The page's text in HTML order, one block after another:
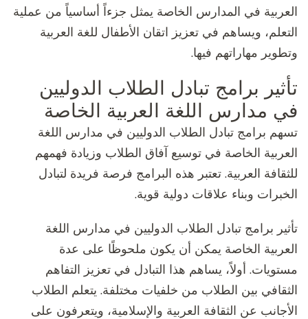
العربية في المدارس الخاصة يمثل جزءاً أساسياً من عملية
التعلم، ويساهم في تعزيز اتقان الأطفال للغة العربية
وتطوير مهاراتهم فيها.
تأثير برامج تبادل الطلاب الدوليين
في مدارس اللغة العربية الخاصة
تسهم برامج تبادل الطلاب الدوليين في مدارس اللغة
العربية الخاصة في توسيع آفاق الطلاب وزيادة فهمهم
للثقافة العربية. تعتبر هذه البرامج فرصة فريدة لتبادل
الخبرات وبناء علاقات دولية قوية.
تأثير برامج تبادل الطلاب الدوليين في مدارس اللغة
العربية الخاصة يمكن أن يكون ملحوظًا على عدة
مستويات. أولاً، يساهم هذا التبادل في تعزيز التفاهم
الثقافي بين الطلاب من خلفيات مختلفة. يتعلم الطلاب
الأجانب عن الثقافة العربية والإسلامية، ويتعرفون على